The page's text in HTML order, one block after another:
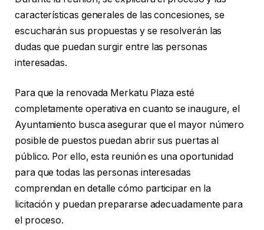
características generales de las concesiones, se
escucharán sus propuestas y se resolverán las
dudas que puedan surgir entre las personas
interesadas.
Para que la renovada Merkatu Plaza esté
completamente operativa en cuanto se inaugure, el
Ayuntamiento busca asegurar que el mayor número
posible de puestos puedan abrir sus puertas al
público. Por ello, esta reunión es una oportunidad
para que todas las personas interesadas
comprendan en detalle cómo participar en la
licitación y puedan prepararse adecuadamente para
el proceso.